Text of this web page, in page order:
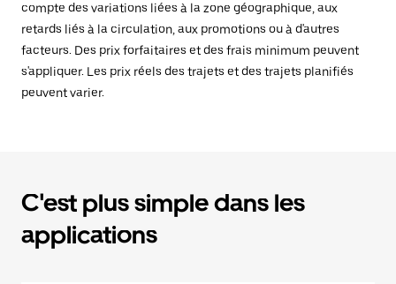
compte des variations liées à la zone géographique, aux
retards liés à la circulation, aux promotions ou à d'autres
facteurs. Des prix forfaitaires et des frais minimum peuvent
s'appliquer. Les prix réels des trajets et des trajets planifiés
peuvent varier.
C'est plus simple dans les
applications